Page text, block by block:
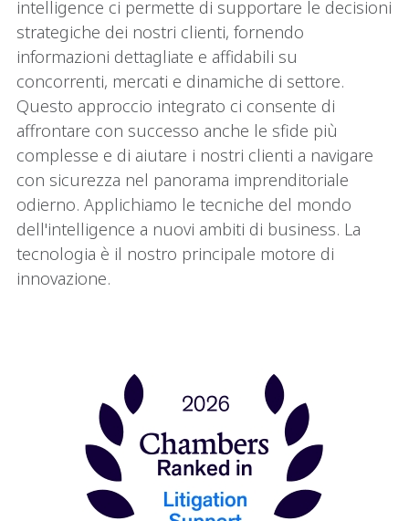
intelligence ci permette di supportare le decisioni
strategiche dei nostri clienti, fornendo
informazioni dettagliate e affidabili su
concorrenti, mercati e dinamiche di settore.
Questo approccio integrato ci consente di
affrontare con successo anche le sfide più
complesse e di aiutare i nostri clienti a navigare
con sicurezza nel panorama imprenditoriale
odierno. Applichiamo le tecniche del mondo
dell'intelligence a nuovi ambiti di business. La
tecnologia è il nostro principale motore di
innovazione.